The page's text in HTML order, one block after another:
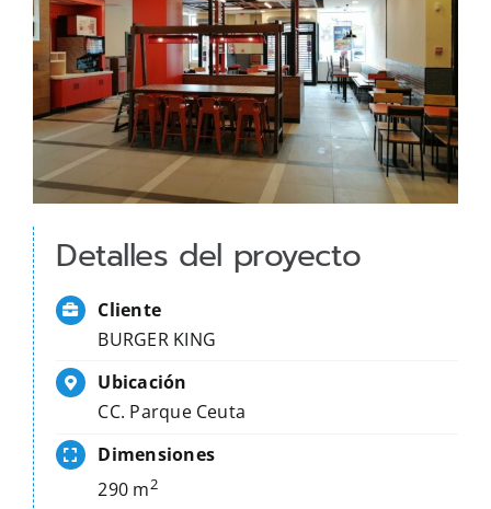
Detalles del proyecto
Cliente
BURGER KING
Ubicación
CC. Parque Ceuta
Dimensiones
290 m2